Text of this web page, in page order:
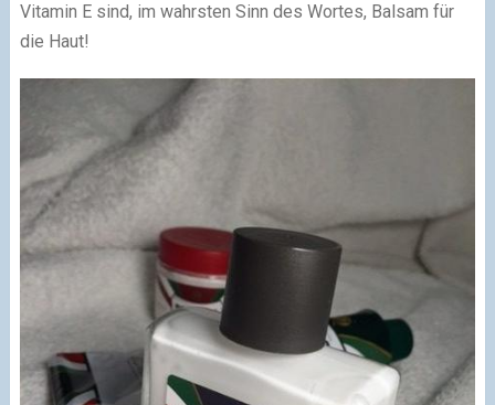
Vitamin E sind, im wahrsten Sinn des Wortes, Balsam für
die Haut!